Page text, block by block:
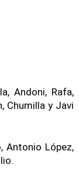
Andoni, Rafa,
Chumilla y Javi
Antonio López,